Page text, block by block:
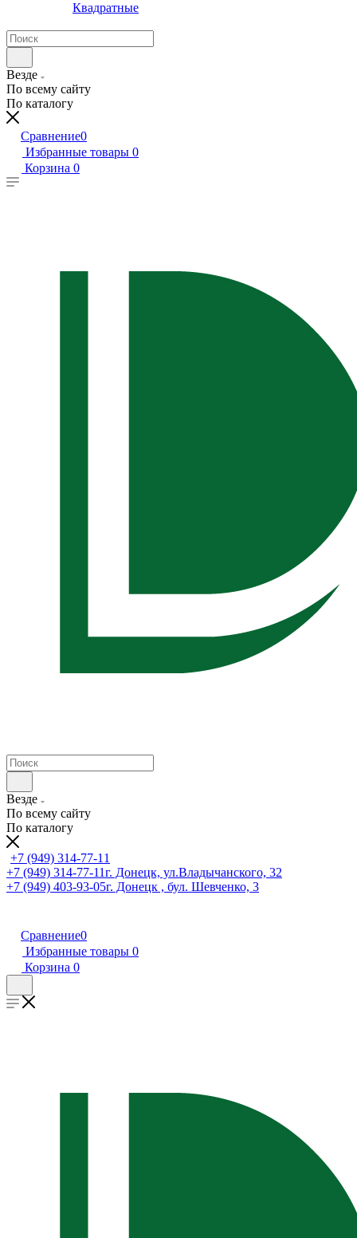
Квадратные
Везде
По всему сайту
По каталогу
Сравнение0
Избранные товары 0
Корзина 0
Везде
По всему сайту
По каталогу
+7 (949) 314-77-11
+7 (949) 314-77-11г. Донецк, ул.Владычанского, 32
+7 (949) 403-93-05г. Донецк , бул. Шевченко, 3
Сравнение0
Избранные товары 0
Корзина 0